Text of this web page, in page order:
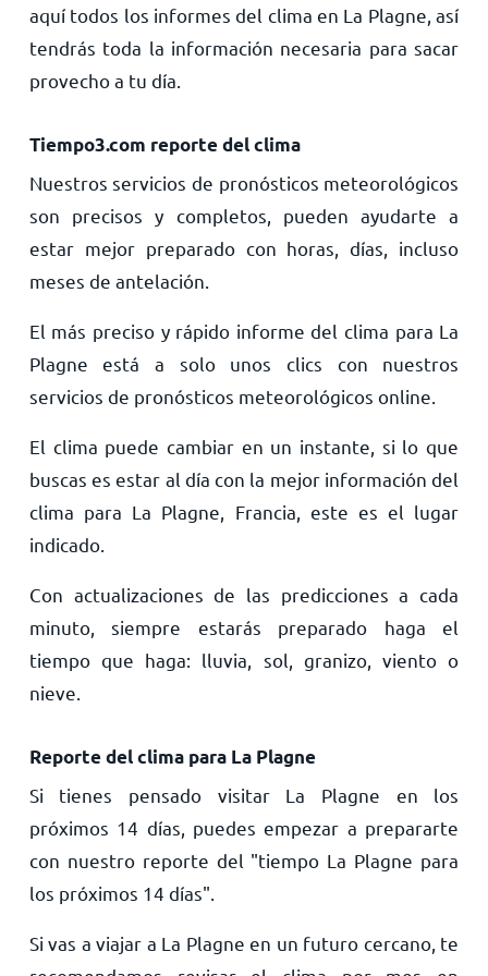
aquí todos los informes del clima en La Plagne, así
tendrás toda la información necesaria para sacar
provecho a tu día.
Tiempo3.com reporte del clima
Nuestros servicios de pronósticos meteorológicos
son precisos y completos, pueden ayudarte a
estar mejor preparado con horas, días, incluso
meses de antelación.
El más preciso y rápido informe del clima para La
Plagne está a solo unos clics con nuestros
servicios de pronósticos meteorológicos online.
El clima puede cambiar en un instante, si lo que
buscas es estar al día con la mejor información del
clima para La Plagne, Francia, este es el lugar
indicado.
Con actualizaciones de las predicciones a cada
minuto, siempre estarás preparado haga el
tiempo que haga: lluvia, sol, granizo, viento o
nieve.
Reporte del clima para La Plagne
Si tienes pensado visitar La Plagne en los
próximos 14 días, puedes empezar a prepararte
con nuestro reporte del "tiempo La Plagne para
los próximos 14 días".
Si vas a viajar a La Plagne en un futuro cercano, te